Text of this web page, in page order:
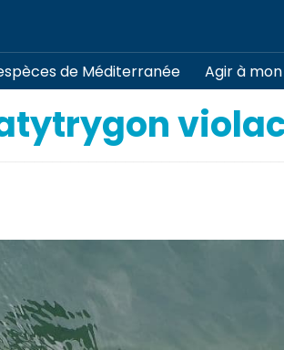
de Méditerranée Agir à